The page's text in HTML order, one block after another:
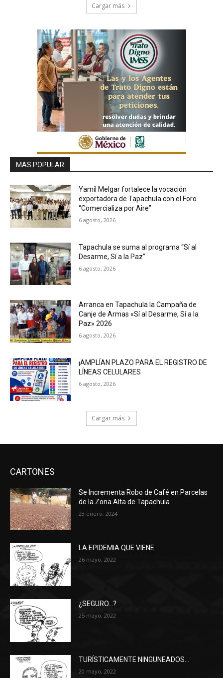
Cargar más
MAS POPULAR
Yamil Melgar fortalece la vocación
exportadora de Tapachula con el Foro
“Comercializa por Aire”
6 agosto, 2026
Tapachula se suma al programa “Sí al
Desarme, Sí a la Paz”
6 agosto, 2026
Arranca en Tapachula la Campaña de
Canje de Armas «Sí al Desarme, Sí a la
Paz» 2026
6 agosto, 2026
¡AMPLÍAN PLAZO PARA EL REGISTRO DE
LÍNEAS CELULARES
6 agosto, 2026
Cargar más
CARTONES
Se Incrementa Robo de Café en Parcelas
de la Zona Alta de Tapachula
23 enero, 2024
LA EPIDEMIA QUE VIENE
26 mayo, 2022
¿SEGURO…?
25 mayo, 2022
TURÍSTICAMENTE NINGUNEADOS…
20 mayo, 2022